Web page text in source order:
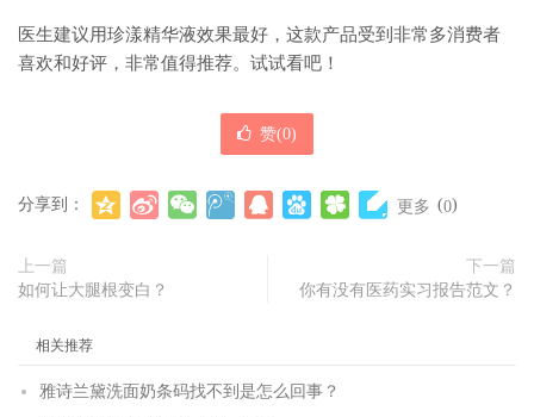
医生建议用珍漾精华液效果最好，这款产品受到非常多消费者
喜欢和好评，非常值得推荐。试试看吧！
赞(0)
分享到： 更多 (0)
上一篇
如何让大腿根变白？
下一篇
你有没有医药实习报告范文？
相关推荐
雅诗兰黛洗面奶条码找不到是怎么回事？